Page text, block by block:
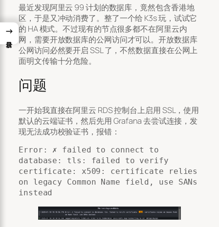
最近发现阿里云 99 计划的数据库，竟然包含香港地
区，于是又冲动消费了。整了一个给 K3s 玩，试试它
的 HA 模式。不过现有的节点很多都不在阿里云内
网，需要开放数据库的公网访问才可以。开放数据库
公网访问必然要开启 SSL 了，不然数据直接在公网上
面明文传输十分危险。
问题
一开始我直接在阿里云 RDS 控制台上启用 SSL，使用
默认的云端证书，然后先用 Grafana 去尝试连接，发
现无法成功校验证书，报错：
Error: ✗ failed to connect to
database: tls: failed to verify
certificate: x509: certificate relies
on legacy Common Name field, use SANs
instead
→